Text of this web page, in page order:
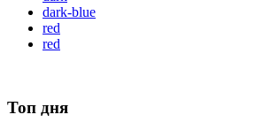
dark-blue
red
red
Топ дня